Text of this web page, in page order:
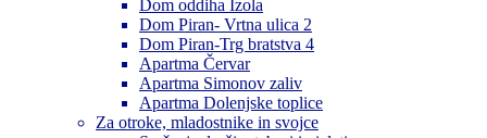
Dom oddiha Izola
Dom Piran- Vrtna ulica 2
Dom Piran-Trg bratstva 4
Apartma Červar
Apartma Simonov zaliv
Apartma Dolenjske toplice
Za otroke, mladostnike in svojce